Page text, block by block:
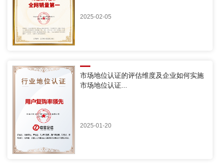
2025-02-05
市场地位认证的评估维度及企业如何实施
市场地位认证...
2025-01-20